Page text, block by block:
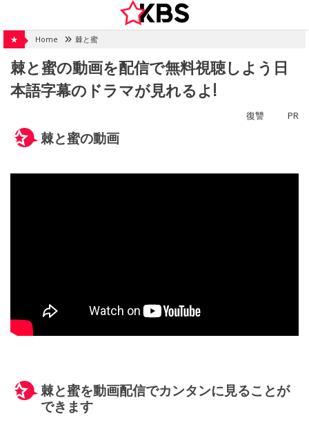
content
★ Home 棘と蜜
棘と蜜の動画を配信で無料視聴しよう日
本語字幕のドラマが見れるよ!
復讐 PR
棘と蜜の動画
棘と蜜を動画配信でカンタンに見ることが
できます